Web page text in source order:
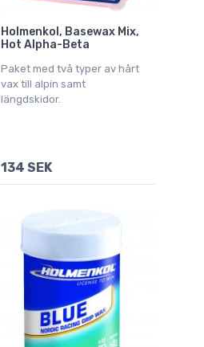
Holmenkol, Basewax Mix,
Hot Alpha-Beta
Paket med två typer av hårt
vax till alpin samt
längdskidor.
134 SEK